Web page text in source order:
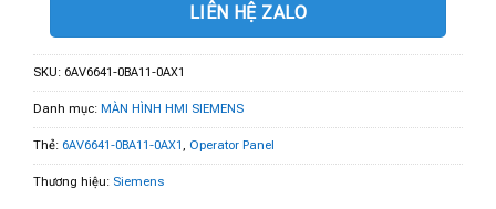
LIÊN HỆ ZALO
SKU: 6AV6641-0BA11-0AX1
Danh mục: MÀN HÌNH HMI SIEMENS
Thẻ: 6AV6641-0BA11-0AX1, Operator Panel
Thương hiệu: Siemens